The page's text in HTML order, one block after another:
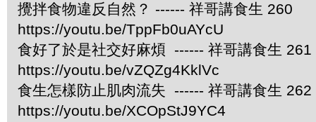
攪拌食物違反自然？ ------ 祥哥講食生 260
https://youtu.be/TppFb0uAYcU
食好了於是社交好麻煩 ------ 祥哥講食生 261
https://youtu.be/vZQZg4KklVc
食生怎樣防止肌肉流失 ------ 祥哥講食生 262
https://youtu.be/XCOpStJ9YC4